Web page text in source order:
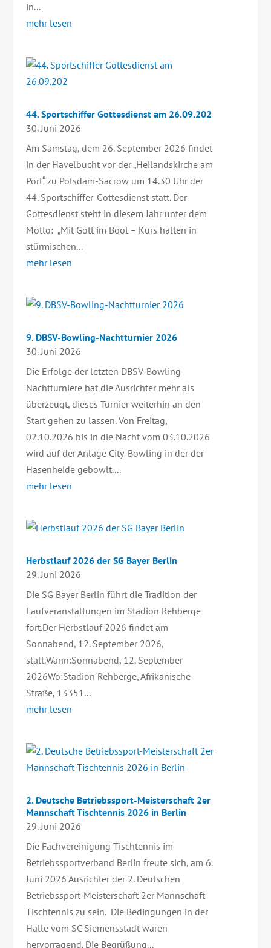
in...
mehr lesen
44. Sportschiffer Gottesdienst am 26.09.202
30. Juni 2026
Am Samstag, dem 26. September 2026 findet
in der Havelbucht vor der „Heilandskirche am
Port“ zu Potsdam-Sacrow um 14.30 Uhr der
44. Sportschiffer-Gottesdienst statt. Der
Gottesdienst steht in diesem Jahr unter dem
Motto: „Mit Gott im Boot – Kurs halten in
stürmischen...
mehr lesen
9. DBSV-Bowling-Nachtturnier 2026
30. Juni 2026
Die Erfolge der letzten DBSV-Bowling-
Nachtturniere hat die Ausrichter mehr als
überzeugt, dieses Turnier weiterhin an den
Start gehen zu lassen. Von Freitag,
02.10.2026 bis in die Nacht vom 03.10.2026
wird auf der Anlage City-Bowling in der der
Hasenheide gebowlt....
mehr lesen
Herbstlauf 2026 der SG Bayer Berlin
29. Juni 2026
Die SG Bayer Berlin führt die Tradition der
Laufveranstaltungen im Stadion Rehberge
fort.Der Herbstlauf 2026 findet am
Sonnabend, 12. September 2026,
statt.Wann:Sonnabend, 12. September
2026Wo:Stadion Rehberge, Afrikanische
Straße, 13351...
mehr lesen
2. Deutsche Betriebssport-Meisterschaft 2er
Mannschaft Tischtennis 2026 in Berlin
29. Juni 2026
Die Fachvereinigung Tischtennis im
Betriebssportverband Berlin freute sich, am 6.
Juni 2026 Ausrichter der 2. Deutschen
Betriebssport-Meisterschaft 2er Mannschaft
Tischtennis zu sein. Die Bedingungen in der
Halle vom SC Siemensstadt waren
hervorragend. Die Begrüßung...